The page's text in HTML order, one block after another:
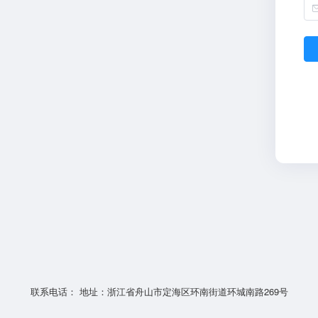
联系电话： 地址：浙江省舟山市定海区环南街道环城南路269号